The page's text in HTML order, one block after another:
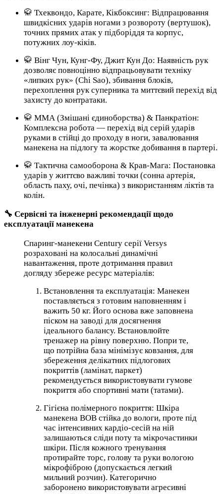
🥋 Тхеквондо, Карате, Кікбоксинг: Відпрацювання
швидкісних ударів ногами з розвороту (вертушок),
точних прямих атак у підборіддя та корпус,
потужних лоу-кіків.
🥋 Вінг Чун, Кунг-Фу, Джит Кун До: Наявність рук
дозволяє повноцінно відпрацьовувати техніку
«липких рук» (Chi Sao), збивання блоків,
перехоплення рук суперника та миттєвий перехід від
захисту до контратаки.
🥋 ММА (Змішані єдиноборства) & Панкратіон:
Комплексна робота — перехід від серій ударів
руками в стійці до проходу в ноги, завалювання
манекена на підлогу та жорстке добивання в партері.
🥋 Тактична самооборона & Крав-Мага: Постановка
ударів у життєво важливі точки (сонна артерія,
область паху, очі, печінка) з використанням ліктів та
колін.
🔧 Сервісні та інженерні рекомендації щодо
експлуатації манекена
Спаринг-манекени Century серії Versys
розраховані на колосальні динамічні
навантаження, проте дотримання правил
догляду збереже ресурс матеріалів:
Встановлення та експлуатація: Манекен
поставляється з готовим наповненням і
важить 50 кг. Його основа вже заповнена
піском на заводі для досягнення
ідеального балансу. Встановлюйте
тренажер на рівну поверхню. Попри те,
що потрійна база мінімізує ковзання, для
збереження делікатних підлогових
покриттів (ламінат, паркет)
рекомендується використовувати гумове
покриття або спортивні мати (татами).
Гігієна полімерного покриття: Шкіра
манекена BOB стійка до вологи, проте під
час інтенсивних кардіо-сесій на ній
залишаються сліди поту та мікрочастинки
шкіри. Після кожного тренування
протирайте торс, голову та руки вологою
мікрофіброю (допускається легкий
мильний розчин). Категорично
заборонено використовувати агресивні